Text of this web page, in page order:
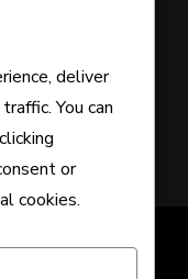
. All Rights
deliver
You can
or
cookies.